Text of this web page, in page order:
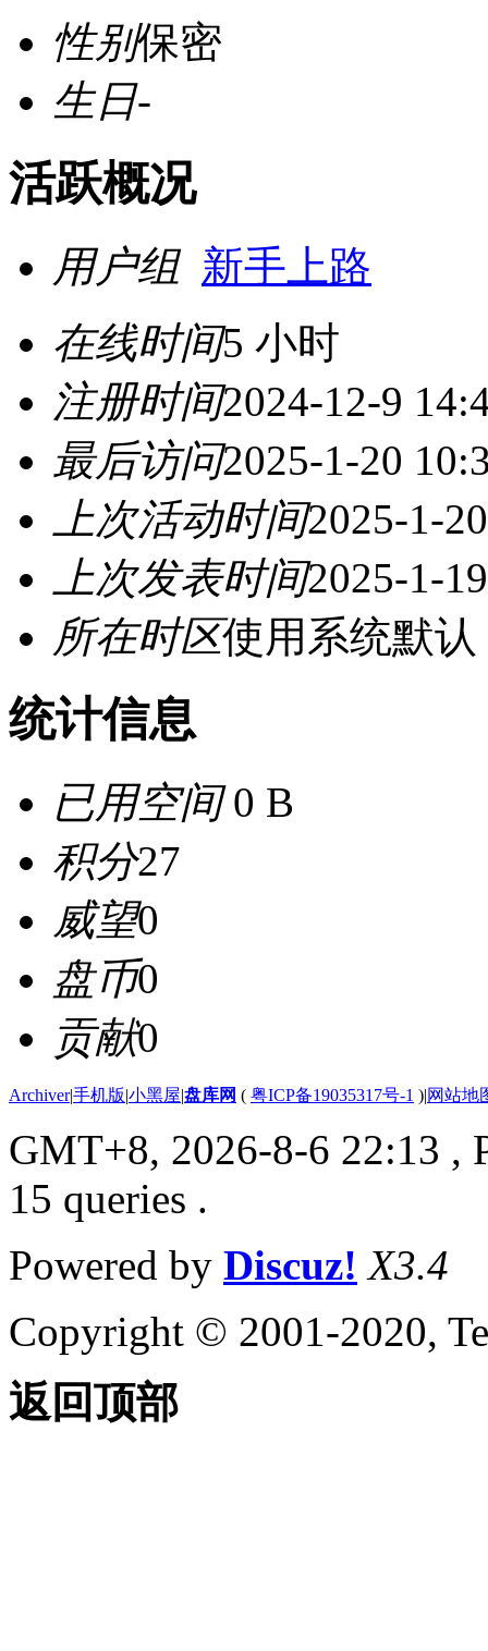
性别保密
生日-
活跃概况
用户组 新手上路
在线时间5 小时
注册时间2024-12-9
最后访问2025-1-20
上次活动时间2025-1-
上次发表时间2025-1-
所在时区使用系统默认
统计信息
已用空间0 B
积分27
威望0
盘币0
贡献0
Archiver|手机版|小黑屋|盘库网 ( 粤ICP备19035317号-1 )|网站地
GMT+8, 2026-8-6 22:13 ,
15 queries .
Powered by Discuz! X3.4
Copyright © 2001-2020,
返回顶部